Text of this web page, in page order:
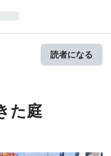
読者になる
た庭